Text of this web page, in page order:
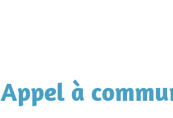
Appel à